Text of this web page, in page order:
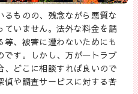
ものの、残念ながら悪質な
ていません。法外な料金を請
、被害に遭わないためにも
です。しかし、万が一トラブ
、どこに相談すれば良いので
偵や調査サービスに対する苦